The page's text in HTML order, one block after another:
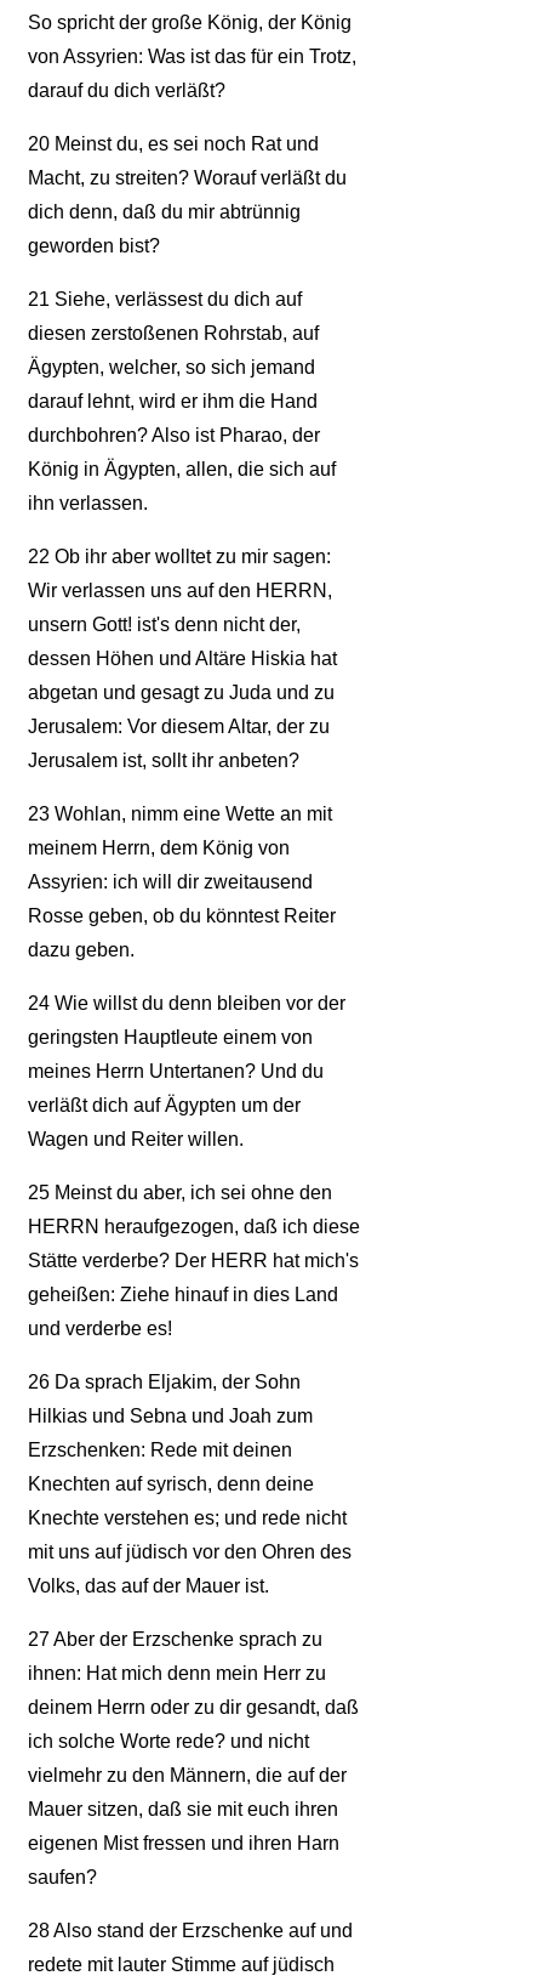
So spricht der große König, der König
von Assyrien: Was ist das für ein Trotz,
darauf du dich verläßt?
20Meinst du, es sei noch Rat und
Macht, zu streiten? Worauf verläßt du
dich denn, daß du mir abtrünnig
geworden bist?
21 Siehe, verlässest du dich auf
diesen zerstoßenen Rohrstab, auf
Ägypten, welcher, so sich jemand
darauf lehnt, wird er ihm die Hand
durchbohren? Also ist Pharao, der
König in Ägypten, allen, die sich auf
ihn verlassen.
22 Ob ihr aber wolltet zu mir sagen:
Wir verlassen uns auf den HERRN,
unsern Gott! ist's denn nicht der,
dessen Höhen und Altäre Hiskia hat
abgetan und gesagt zu Juda und zu
Jerusalem: Vor diesem Altar, der zu
Jerusalem ist, sollt ihr anbeten?
23Wohlan, nimm eine Wette an mit
meinem Herrn, dem König von
Assyrien: ich will dir zweitausend
Rosse geben, ob du könntest Reiter
dazu geben.
24Wie willst du denn bleiben vor der
geringsten Hauptleute einem von
meines Herrn Untertanen? Und du
verläßt dich auf Ägypten um der
Wagen und Reiter willen.
25Meinst du aber, ich sei ohne den
HERRN heraufgezogen, daß ich diese
Stätte verderbe? Der HERR hat mich's
geheißen: Ziehe hinauf in dies Land
und verderbe es!
26Da sprach Eljakim, der Sohn
Hilkias und Sebna und Joah zum
Erzschenken: Rede mit deinen
Knechten auf syrisch, denn deine
Knechte verstehen es; und rede nicht
mit uns auf jüdisch vor den Ohren des
Volks, das auf der Mauer ist.
27Aber der Erzschenke sprach zu
ihnen: Hat mich denn mein Herr zu
deinem Herrn oder zu dir gesandt, daß
ich solche Worte rede? und nicht
vielmehr zu den Männern, die auf der
Mauer sitzen, daß sie mit euch ihren
eigenen Mist fressen und ihren Harn
saufen?
28Also stand der Erzschenke auf und
redete mit lauter Stimme auf jüdisch